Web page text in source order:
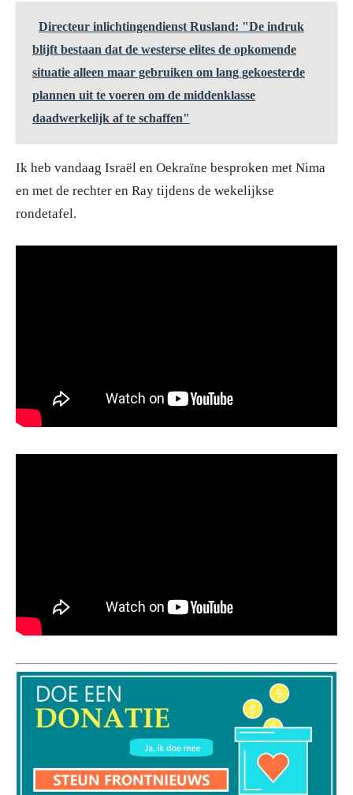
Directeur inlichtingendienst Rusland: "De indruk
blijft bestaan dat de westerse elites de opkomende
situatie alleen maar gebruiken om lang gekoesterde
plannen uit te voeren om de middenklasse
daadwerkelijk af te schaffen"
Ik heb vandaag Israël en Oekraïne besproken met Nima
en met de rechter en Ray tijdens de wekelijkse
rondetafel.